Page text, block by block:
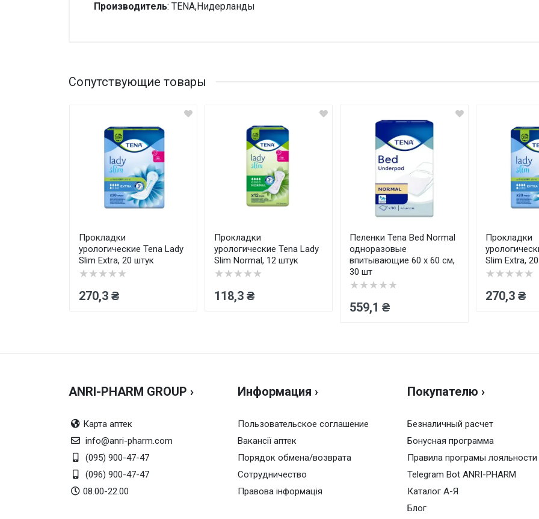
Производитель: TENA,Нидерланды
Сопутствующие товары
Прокладки
урологические Tena Lady
Slim Extra, 20 штук
★★★★★
270,3 ₴
Прокладки
урологические Tena Lady
Slim Normal, 12 штук
★★★★★
118,3 ₴
Пеленки Tena Bed Normal
одноразовые
впитывающие 60 x 60 см,
30 шт
★★★★★
559,1 ₴
Прокладки
Slim Extra,
★★★★★
270,3 ₴
ANRI-PHARM GROUP ›
Карта аптек
info@anri-pharm.com
(095) 900-47-47
(096) 900-47-47
08.00-22.00
Информация ›
Пользовательское соглашение
Вакансії аптек
Порядок обмена/возврата
Сотрудничество
Правова інформація
Покупателю ›
Безналичный расчет
Бонусная программа
Правила програмы лояльности
Telegram Bot ANRI-PHARM
Каталог А-Я
Блог